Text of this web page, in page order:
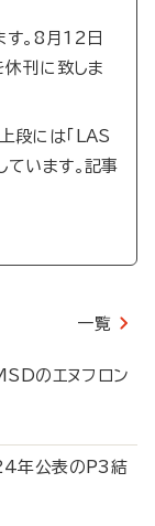
す。8月12日
休刊に致しま
段には「LAS
ています。記事
一覧
のエヌフロン
年公表のP3結